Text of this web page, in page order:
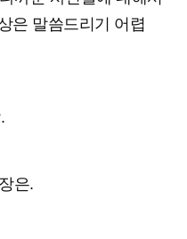
은 말씀드리기 어렵
은.